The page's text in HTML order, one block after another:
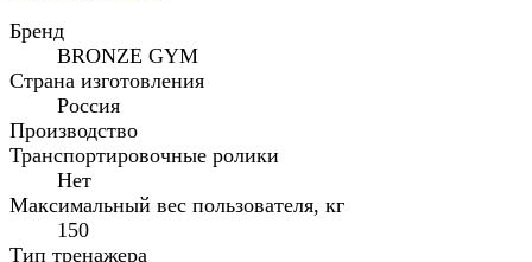
Бренд
BRONZE GYM
Cтрана изготовления
Россия
Производство
Транспортировочные ролики
Нет
Максимальный вес пользователя, кг
150
Тип тренажера